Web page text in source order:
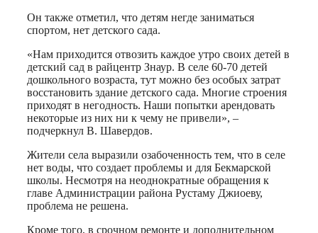
Он также отметил, что детям негде заниматься
спортом, нет детского сада.
«Нам приходится отвозить каждое утро своих детей в
детский сад в райцентр Знаур. В селе 60-70 детей
дошкольного возраста, тут можно без особых затрат
восстановить здание детского сада. Многие строения
приходят в негодность. Наши попытки арендовать
некоторые из них ни к чему не привели», –
подчеркнул В. Шавердов.
Жители села выразили озабоченность тем, что в селе
нет воды, что создает проблемы и для Бекмарской
школы. Несмотря на неоднократные обращения к
главе Администрации района Рустаму Джиоеву,
проблема не решена.
Кроме того, в срочном ремонте и дополнительном